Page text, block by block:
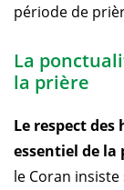
période de
La
la prière
Le respect
essentiel de la
le Coran